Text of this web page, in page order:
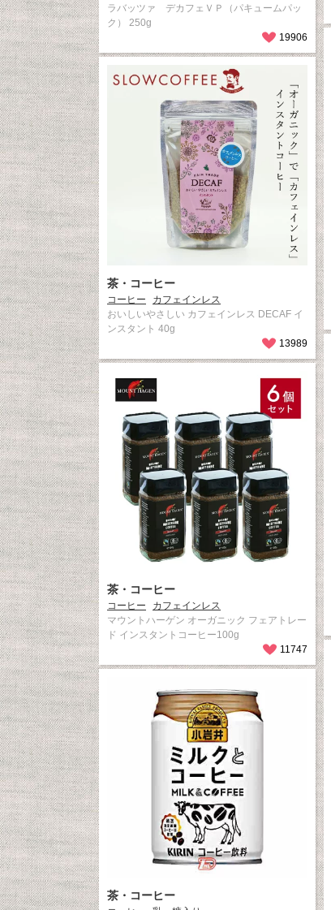
ラバッツァ デカフェＶＰ（パキュームパッ
ク） 250g
19906
茶・コーヒー
コーヒー
カフェインレス
おいしいやさしい カフェインレス DECAF イ
ンスタント 40g
13989
茶・コーヒー
コーヒー
カフェインレス
マウントハーゲン オーガニック フェアトレー
ド インスタントコーヒー100g
11747
茶・コーヒー